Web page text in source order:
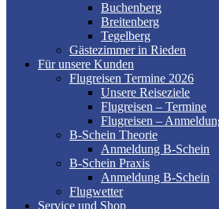
Buchenberg
Breitenberg
Tegelberg
Gästezimmer in Rieden
Für unsere Kunden
Flugreisen Termine 2026
Unsere Reiseziele
Flugreisen – Termine
Flugreisen –
B-Schein Theorie
Anmeldung B-Schein
B-Schein Praxis
Anmeldung B-Schein
Flugwetter
Service und Shop